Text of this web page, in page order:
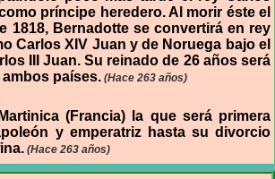
príncipe heredero. Al morir éste el
1818, Bernadotte se convertirá en rey
Carlos XIV Juan y de Noruega bajo el
III Juan. Su reinado de 26 años será
países. (Hace 263 años)
(Francia) la que será primera
y emperatriz hasta su divorcio
(Hace 263 años)